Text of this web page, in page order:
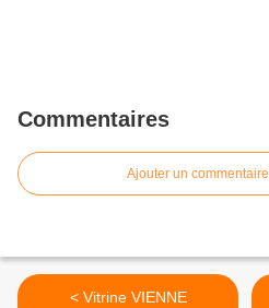
Commentaires
Ajouter un commentaire
< Vitrine VIENNE